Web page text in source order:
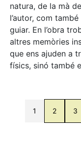
natura, de la mà
l’autor, com
guiar. En l’obra
altres memòries
que ens ajuden a
físics, sinó també
1 2 3